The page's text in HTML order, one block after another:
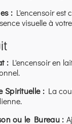
:L'encensoir est
visuelle à
: L'encensoir en
Spirituelle : La
ou le Bureau :